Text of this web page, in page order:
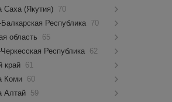
Саха (Якутия) 70
Республика
70
область
65
Республика
62
край 61
Коми
60
Алтай
59